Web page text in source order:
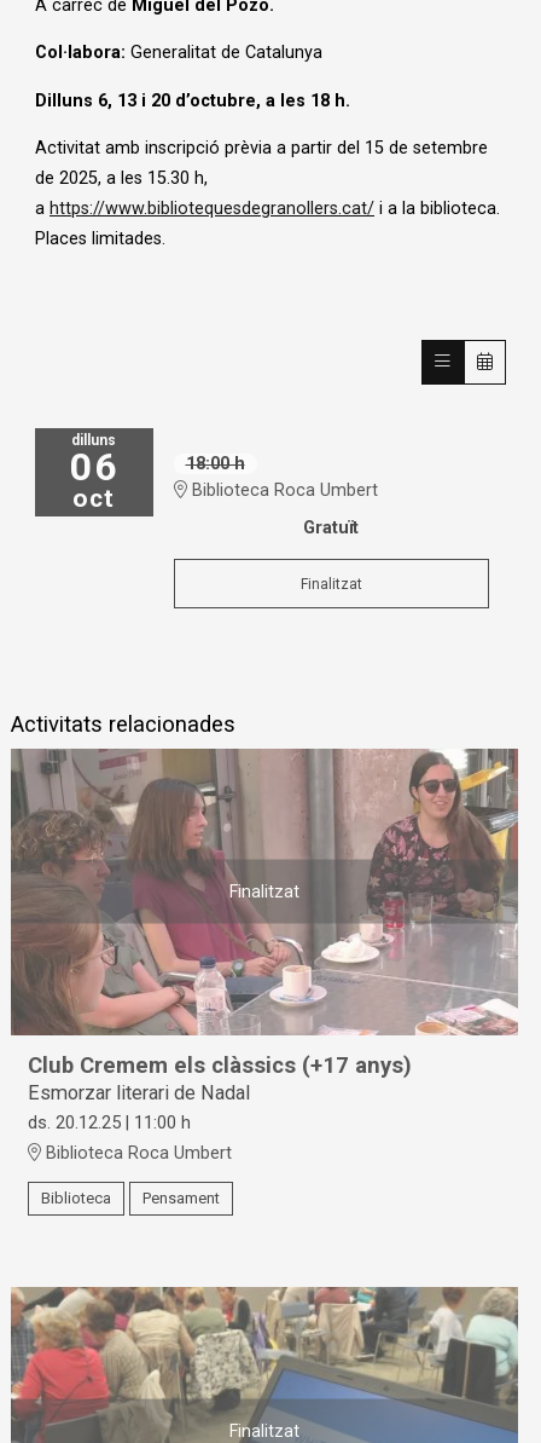
A càrrec de Miguel del Pozo.
Col·labora: Generalitat de Catalunya
Dilluns 6, 13 i 20 d’octubre, a les 18 h.
Activitat amb inscripció prèvia a partir del 15 de setembre
de 2025, a les 15.30 h,
a https://www.bibliotequesdegranollers.cat/ i a la biblioteca.
Places limitades.
dilluns
06
oct
18:00 h
Biblioteca Roca Umbert
Gratuït
Finalitzat
Activitats relacionades
Finalitzat
Club Cremem els clàssics (+17 anys)
Esmorzar literari de Nadal
ds. 20.12.25 | 11:00 h
Biblioteca Roca Umbert
Biblioteca Pensament
Finalitzat